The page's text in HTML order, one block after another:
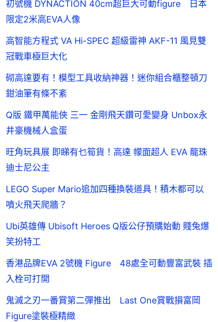
初號機 DYNACTION 40cm超巨大可動figure 日本
限定2米高EVA人像
高智能方程式 VA Hi-SPEC 超級雷神 AKF-11 風見雙
冠戰車極巨大化
砌高達要有！模型工具收納神器！迷你組合櫃整頓刀
鉗油筆有條不紊
Q版 鐵甲萬能俠 三一 金剛飛天鑽可愛變身 Unbox永
井豪機械人盒蛋
旺角玩具展 即睇有乜筍貨！高達 幪面超人 EVA 龍珠
迪士尼公主
LEGO Super Mario追加四種換裝道具！積木都可以
噴火飛天爬牆？
Ubi英雄傳 Ubisoft Heroes Q版公仔預購始動 賤兔爆
笑扮特工
香港品牌EVA 2號機 Figure 48處全可動豐富武裝 插
入栓可打開
鬼滅之刃一番賞第二彈推出 Last One賞戰損富岡
Figure塗裝極精緻